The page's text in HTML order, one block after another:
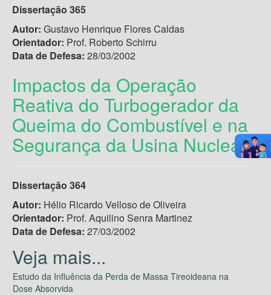
Dissertação 365
Autor: Gustavo Henrique Flores Caldas
Orientador: Prof. Roberto Schirru
Data de Defesa: 28/03/2002
Impactos da Operação
Reativa do Turbogerador da
Queima do Combustível e na
Segurança da Usina Nuclear
Dissertação 364
Autor: Hélio Ricardo Velloso de Oliveira
Orientador: Prof. Aquilino Senra Martinez
Data de Defesa: 27/03/2002
Estudo da Influência da Perda de Massa Tireoideana na
Dose Absorvida